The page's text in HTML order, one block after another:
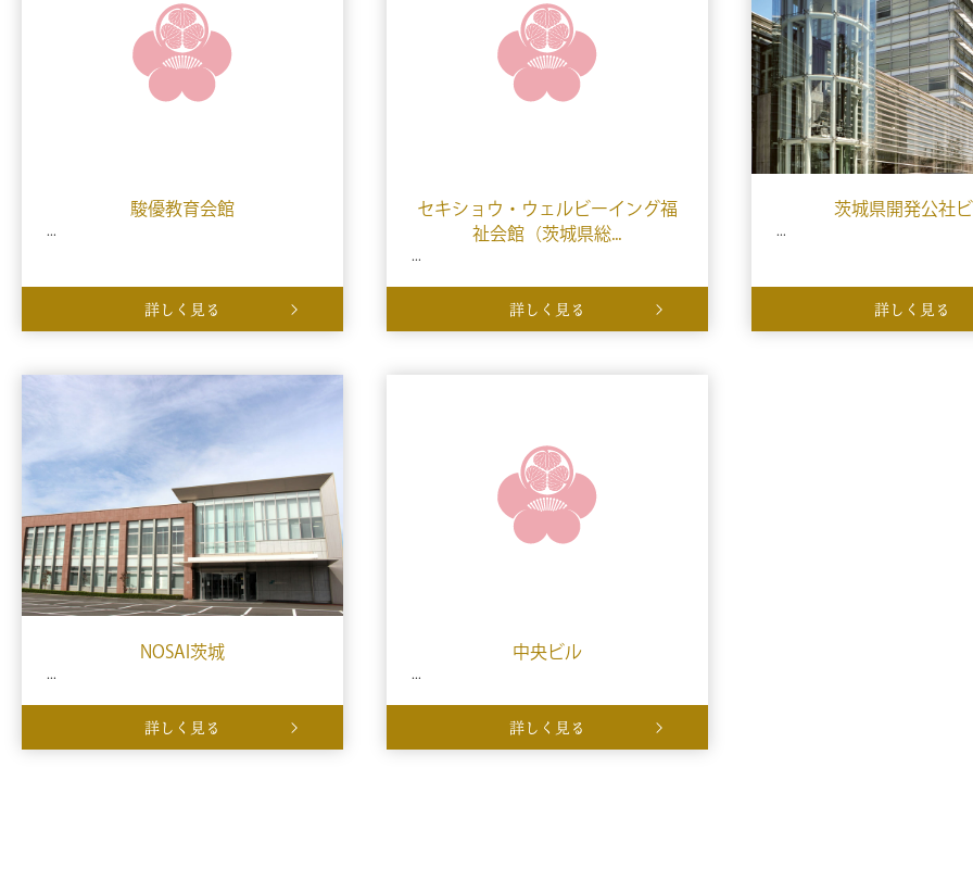
駿優教育会館
...
詳しく見る
セキショウ・ウェルビーイング福
祉会館（茨城県総...
...
詳しく見る
茨城県開発公社
...
詳しく見る
NOSAI茨城
...
詳しく見る
中央ビル
...
詳しく見る